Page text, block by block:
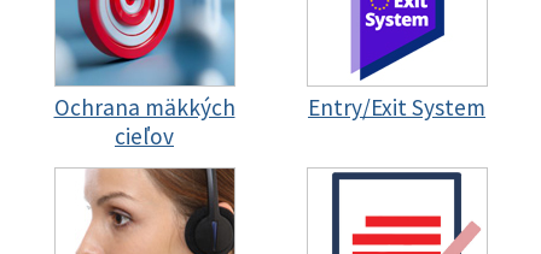
Ochrana mäkkých
cieľov
Entry/Exit System